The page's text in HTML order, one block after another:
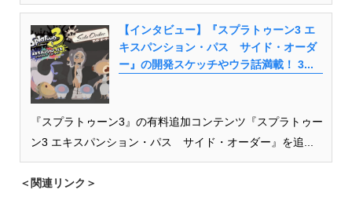
【インタビュー】『スプラトゥーン3 エ
キスパンション・パス サイド・オーダ
ー』の開発スケッチやウラ話満載！ 3...
『スプラトゥーン3』の有料追加コンテンツ『スプラトゥー
ン3 エキスパンション・パス サイド・オーダー』を追...
＜関連リンク＞